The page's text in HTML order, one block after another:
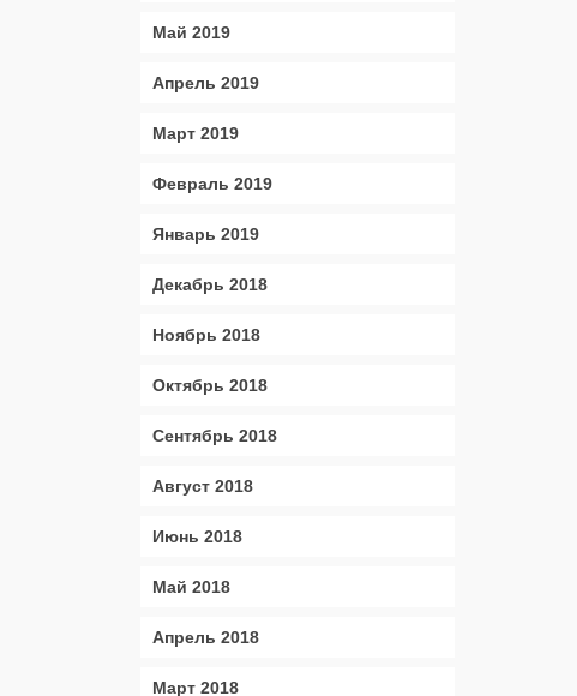
Май 2019
Апрель 2019
Март 2019
Февраль 2019
Январь 2019
Декабрь 2018
Ноябрь 2018
Октябрь 2018
Сентябрь 2018
Август 2018
Июнь 2018
Май 2018
Апрель 2018
Март 2018